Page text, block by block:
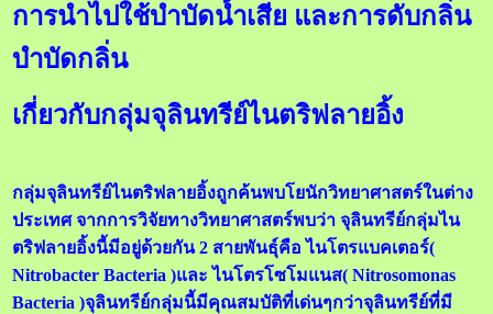
การนำไปใช้บำบัดน้ำเสีย และการดับกลิ่น
บำบัดกลิ่น
เกี่ยวกับกลุ่มจุลินทรีย์ไนตริฟลายอิ้ง
กลุ่มจุลินทรีย์ไนตริฟลายอิ้งถูกค้นพบโยนักวิทยาศาสตร์ในต่าง
ประเทศ จากการวิจัยทางวิทยาศาสตร์พบว่า จุลินทรีย์กลุ่มไน
ตริฟลายอิ้งนี้มีอยู่ด้วยกัน 2 สายพันธุ์คือ ไนโตรแบคเตอร์(
Nitrobacter Bacteria )และ ไนโตรโซโมแนส( Nitrosomonas
Bacteria )จุลินทรีย์กลุ่มนี้มีคุณสมบัติที่เด่นๆกว่าจุลินทรีย์ที่มี